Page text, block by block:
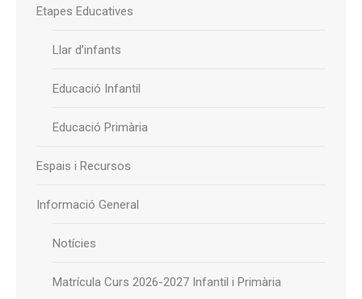
Etapes Educatives
Llar d’infants
Educació Infantil
Educació Primària
Espais i Recursos
Informació General
Notícies
Matrícula Curs 2026-2027 Infantil i Primària